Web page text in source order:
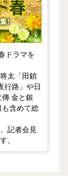
ドラマを
太「田鎖
行路」や日
金と銀
含めて総
記者会見
。